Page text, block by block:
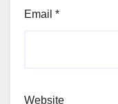
Email *
Website